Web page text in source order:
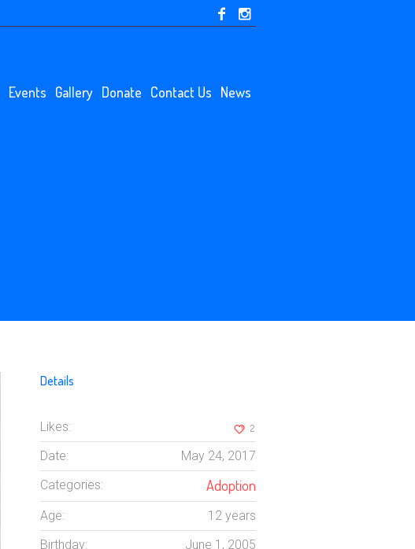
Events Gallery Donate Contact Us News
Details
Likes: 2
Date:
May 24, 2017
Categories:
Adoption
Age:
12 years
Birthday:
June 1, 2005